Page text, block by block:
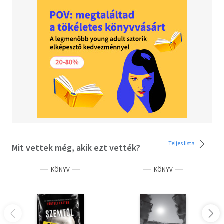
Mit vettek még, akik ezt vették? Teljes lista
KÖNYV KÖNYV